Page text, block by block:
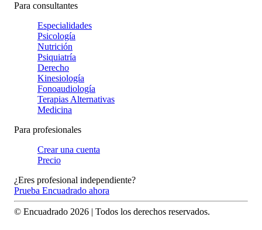
Para consultantes
Especialidades
Psicología
Nutrición
Psiquiatría
Derecho
Kinesiología
Fonoaudiología
Terapias Alternativas
Medicina
Para profesionales
Crear una cuenta
Precio
¿Eres profesional independiente?
Prueba Encuadrado ahora
© Encuadrado 2026 | Todos los derechos reservados.